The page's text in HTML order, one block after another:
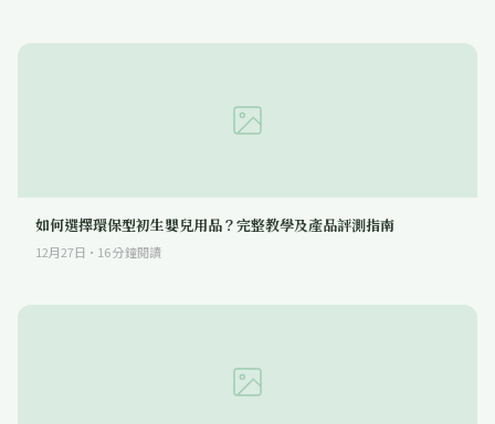
如何選擇環保型初生嬰兒用品？完整教學及產品評測指南
12月27日 · 16分鐘閱讀